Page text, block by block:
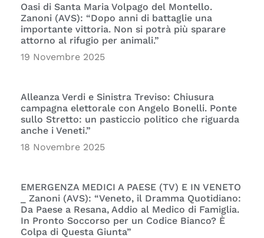
Oasi di Santa Maria Volpago del Montello.
Zanoni (AVS): “Dopo anni di battaglie una
importante vittoria. Non si potrà più sparare
attorno al rifugio per animali.”
19 Novembre 2025
Alleanza Verdi e Sinistra Treviso: Chiusura
campagna elettorale con Angelo Bonelli. Ponte
sullo Stretto: un pasticcio politico che riguarda
anche i Veneti.”
18 Novembre 2025
EMERGENZA MEDICI A PAESE (TV) E IN VENETO
_ Zanoni (AVS): “Veneto, il Dramma Quotidiano:
Da Paese a Resana, Addio al Medico di Famiglia.
In Pronto Soccorso per un Codice Bianco? È
Colpa di Questa Giunta”